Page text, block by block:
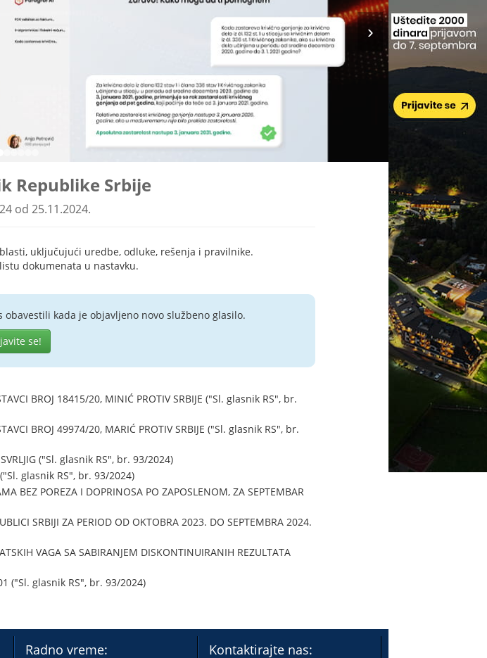
Republike Srbije
od 25.11.2024.
uključujući uredbe, odluke, rešenja i pravilnike.
dokumenata u nastavku.
obavestili kada je objavljeno novo službeno glasilo.
se!
BROJ 18415/20, MINIĆ PROTIV SRBIJE ("Sl. glasnik RS", br.
BROJ 49974/20, MARIĆ PROTIV SRBIJE ("Sl. glasnik RS", br.
("Sl. glasnik RS", br. 93/2024)
("Sl. glasnik RS", br. 93/2024)
BEZ POREZA I DOPRINOSA PO ZAPOSLENOM, ZA SEPTEMBAR
SRBIJI ZA PERIOD OD OKTOBRA 2023. DO SEPTEMBRA 2024.
VAGA SA SABIRANJEM DISKONTINUIRANIH REZULTATA
("Sl. glasnik RS", br. 93/2024)
Radno vreme: Kontaktirajte nas: